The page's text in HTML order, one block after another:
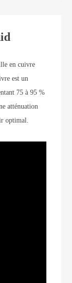
en cuivre
est un
75 à 95 %
atténuation
optimal.